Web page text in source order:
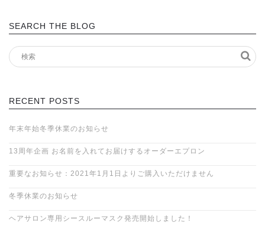
SEARCH THE BLOG
RECENT POSTS
年末年始冬季休業のお知らせ
13周年企画 お名前を入れてお届けするオーダーエプロン
重要なお知らせ：2021年1月1日よりご購入いただけません
冬季休業のお知らせ
ヘアサロン専用シースルーマスク発売開始しました！